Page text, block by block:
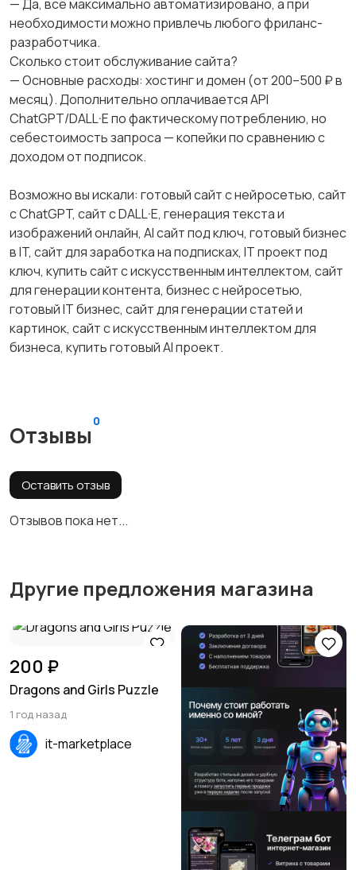
— Да, всё максимально автоматизировано, а при
необходимости можно привлечь любого фриланс-
разработчика.
Сколько стоит обслуживание сайта?
— Основные расходы: хостинг и домен (от 200–500 ₽ в
месяц). Дополнительно оплачивается API
ChatGPT/DALL·E по фактическому потреблению, но
себестоимость запроса — копейки по сравнению с
доходом от подписок.
Возможно вы искали: готовый сайт с нейросетью, сайт
с ChatGPT, сайт с DALL·E, генерация текста и
изображений онлайн, AI сайт под ключ, готовый бизнес
в IT, сайт для заработка на подписках, IT проект под
ключ, купить сайт с искусственным интеллектом, сайт
для генерации контента, бизнес с нейросетью,
готовый IT бизнес, сайт для генерации статей и
картинок, сайт с искусственным интеллектом для
бизнеса, купить готовый AI проект.
Отзывы
0
Оставить отзыв
Отзывов пока нет...
Другие предложения магазина
200 ₽
Dragons and Girls Puzzle
1 год назад
it-marketplace